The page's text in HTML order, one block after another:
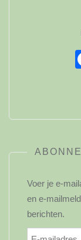
Voer je e-
en e-
berichten.
E-